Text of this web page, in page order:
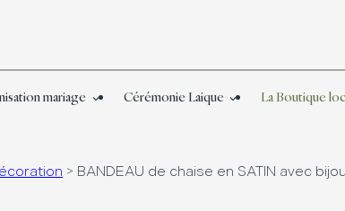
mariage Cérémonie Laique La Boutique
> BANDEAU de chaise en SATIN avec